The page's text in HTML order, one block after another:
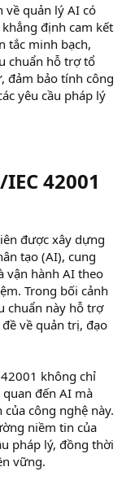
về quản lý AI có
định cam kết
tắc minh bạch,
chuẩn hỗ trợ tổ
đảm bảo tính công
yêu cầu pháp lý
42001
được xây dựng
tạo (AI), cung
vận hành AI theo
Trong bối cảnh
chuẩn này hỗ trợ
về quản trị, đạo
không chỉ
đến AI mà
công nghệ này.
niềm tin của
pháp lý, đồng thời
vững.